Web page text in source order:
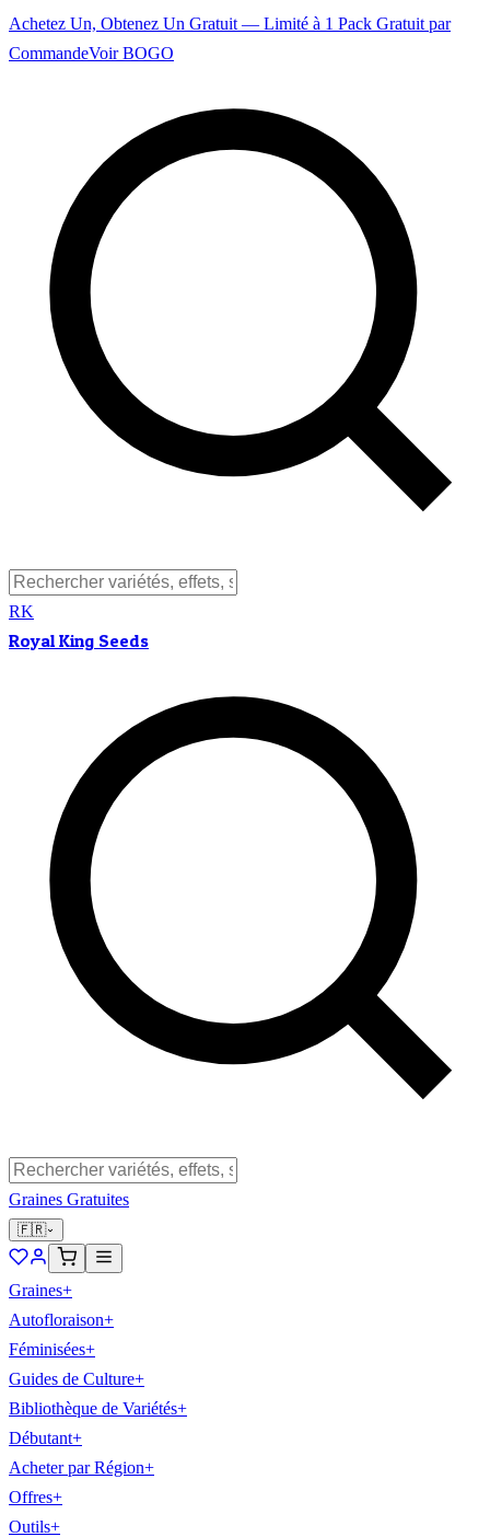
Achetez Un, Obtenez Un Gratuit — Limité à 1 Pack Gratuit par
CommandeVoir BOGO
RK
Royal King Seeds
Graines Gratuites
🇫🇷
Graines+
Autofloraison+
Féminisées+
Guides de Culture+
Bibliothèque de Variétés+
Débutant+
Acheter par Région+
Offres+
Outils+